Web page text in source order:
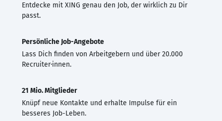
Entdecke mit XING genau den Job, der wirklich zu Dir
passt.
Persönliche Job-Angebote
Lass Dich finden von Arbeitgebern und über 20.000
Recruiter·innen.
21 Mio. Mitglieder
Knüpf neue Kontakte und erhalte Impulse für ein
besseres Job-Leben.